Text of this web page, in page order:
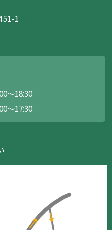
1
～18:30
～17:30